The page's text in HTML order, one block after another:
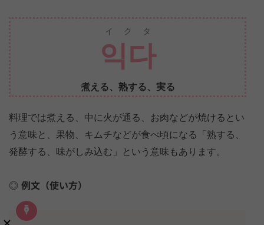
익다
イクタ
煮える、熟する、実る
料理では煮える、中に火が通る、お肉などが焼けるとい
う意味と、果物、キムチなどが食べ頃になる「熟する、
発酵する、味がしみ込む」という意味もあります。
例文（使い方）